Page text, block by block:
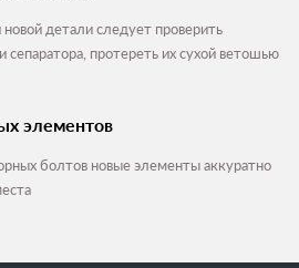
детали следует проверить
сепаратора, протереть их сухой ветошью
элементов
болтов новые элементы аккуратно